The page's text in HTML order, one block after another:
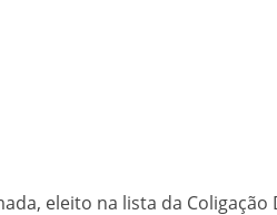
eleito na lista da